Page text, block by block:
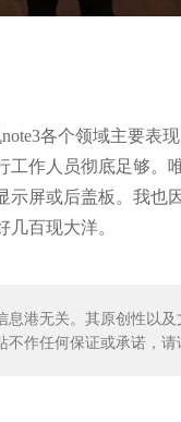
各个领域主要表
工作人员彻底足够
示屏或后盖板。我
百现大洋。
息港无关。其原创性以
作任何保证或承诺，